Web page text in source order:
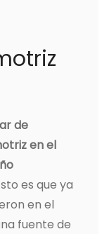
de
en el
es que ya
en el
fuente de